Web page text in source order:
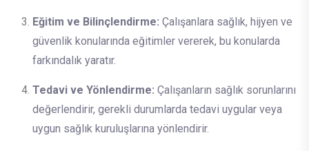
Eğitim ve Bilinçlendirme: Çalışanlara sağlık, hijyen ve
güvenlik konularında eğitimler vererek, bu konularda
farkındalık yaratır.
Tedavi ve Yönlendirme: Çalışanların sağlık sorunlarını
değerlendirir, gerekli durumlarda tedavi uygular veya
uygun sağlık kuruluşlarına yönlendirir.